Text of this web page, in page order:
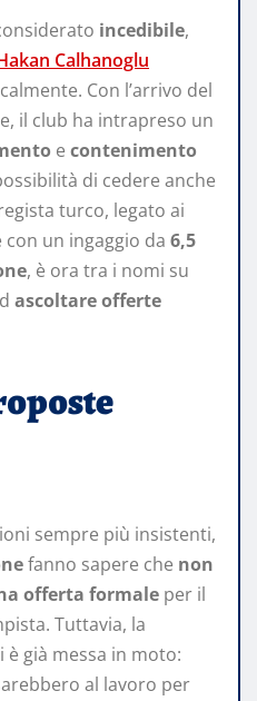
incedibile,
Calhanoglu
Con l’arrivo del
il club ha intrapreso un
e contenimento
di cedere anche
turco, legato ai
un ingaggio da 6,5
, è ora tra i nomi su
ascoltare offerte
sempre più insistenti,
fanno sapere che non
offerta formale per il
Tuttavia, la
già messa in moto:
al lavoro per